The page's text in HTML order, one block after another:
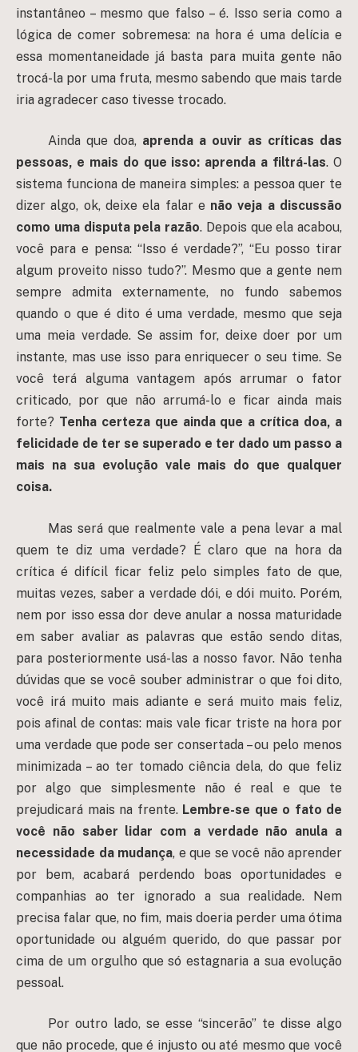
instantâneo – mesmo que falso – é. Isso seria como a
lógica de comer sobremesa: na hora é uma delícia e
essa momentaneidade já basta para muita gente não
trocá-la por uma fruta, mesmo sabendo que mais tarde
iria agradecer caso tivesse trocado.
Ainda que doa, aprenda a ouvir as críticas das
pessoas, e mais do que isso: aprenda a filtrá-las. O
sistema funciona de maneira simples: a pessoa quer te
dizer algo, ok, deixe ela falar e não veja a discussão
como uma disputa pela razão. Depois que ela acabou,
você para e pensa: “Isso é verdade?”, “Eu posso tirar
algum proveito nisso tudo?”. Mesmo que a gente nem
sempre admita externamente, no fundo sabemos
quando o que é dito é uma verdade, mesmo que seja
uma meia verdade. Se assim for, deixe doer por um
instante, mas use isso para enriquecer o seu time. Se
você terá alguma vantagem após arrumar o fator
criticado, por que não arrumá-lo e ficar ainda mais
forte? Tenha certeza que ainda que a crítica doa, a
felicidade de ter se superado e ter dado um passo a
mais na sua evolução vale mais do que qualquer
coisa.
Mas será que realmente vale a pena levar a mal
quem te diz uma verdade? É claro que na hora da
crítica é difícil ficar feliz pelo simples fato de que,
muitas vezes, saber a verdade dói, e dói muito. Porém,
nem por isso essa dor deve anular a nossa maturidade
em saber avaliar as palavras que estão sendo ditas,
para posteriormente usá-las a nosso favor. Não tenha
dúvidas que se você souber administrar o que foi dito,
você irá muito mais adiante e será muito mais feliz,
pois afinal de contas: mais vale ficar triste na hora por
uma verdade que pode ser consertada – ou pelo menos
minimizada – ao ter tomado ciência dela, do que feliz
por algo que simplesmente não é real e que te
prejudicará mais na frente. Lembre-se que o fato de
você não saber lidar com a verdade não anula a
necessidade da mudança, e que se você não aprender
por bem, acabará perdendo boas oportunidades e
companhias ao ter ignorado a sua realidade. Nem
precisa falar que, no fim, mais doeria perder uma ótima
oportunidade ou alguém querido, do que passar por
cima de um orgulho que só estagnaria a sua evolução
pessoal.
Por outro lado, se esse “sincerão” te disse algo
que não procede, que é injusto ou até mesmo que você